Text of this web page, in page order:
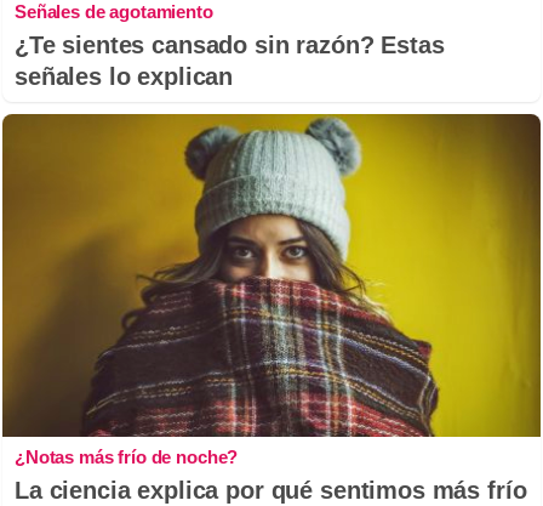
Señales de agotamiento
¿Te sientes cansado sin razón? Estas
señales lo explican
¿Notas más frío de noche?
La ciencia explica por qué sentimos más frío